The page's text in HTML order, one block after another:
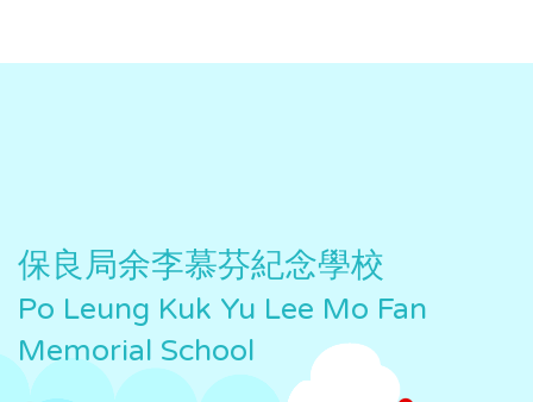
保良局余李慕芬紀念學校
Po Leung Kuk Yu Lee Mo Fan
Memorial School